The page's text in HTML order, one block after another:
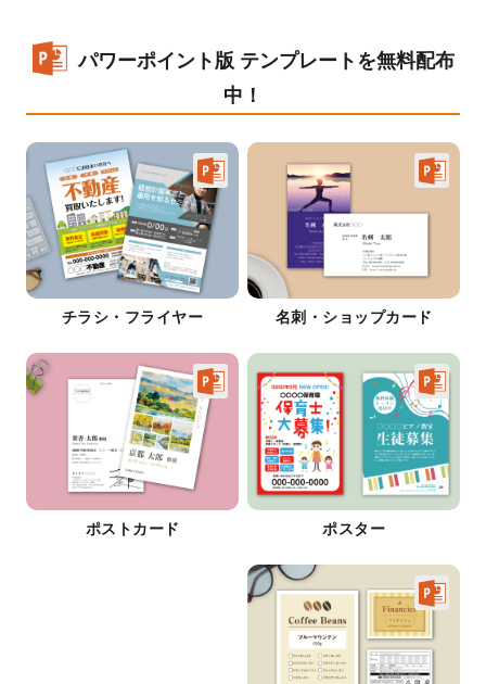
パワーポイント版 テンプレートを無料配布
中！
チラシ・フライヤー 名刺・ショップカード
ポストカード ポスター